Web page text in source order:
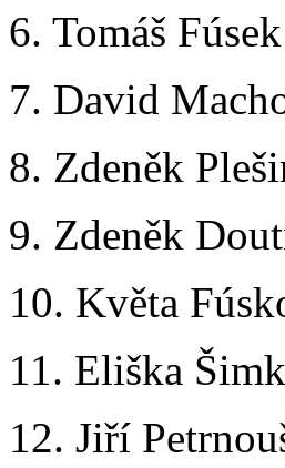
6. Tomáš
7. David
8. Zdeněk
9. Zdeněk
10. Květa
11. Eliška
12. Jiří